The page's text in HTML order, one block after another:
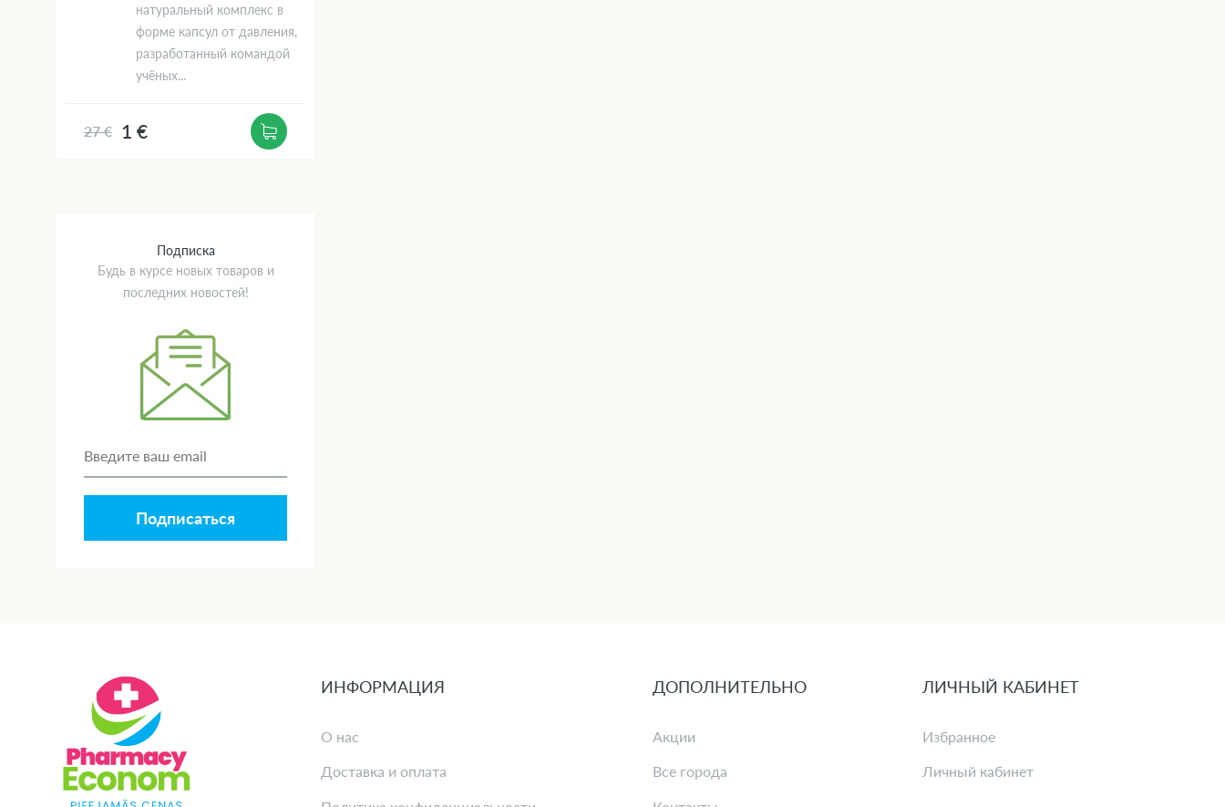
натуральный комплекс в
форме капсул от давления,
разработанный командой
учёных...
27 € 1 €
Подписка
Будь в курсе новых товаров и
последних новостей!
Подписаться
ИНФОРМАЦИЯ
О нас
Доставка и оплата
ДОПОЛНИТЕЛЬНО
Акции
Все города
ЛИЧНЫЙ КАБИНЕТ
Избранное
Личный кабинет